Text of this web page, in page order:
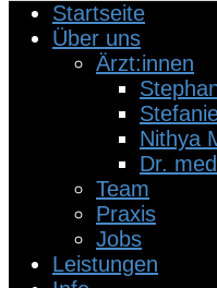
Startseite
Über uns
Ärzt:innen
Nithya
Dr.
Team
Praxis
Jobs
Leistungen